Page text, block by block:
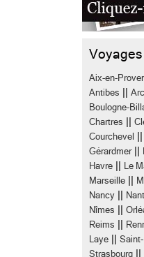
Aix-en-
Antibes
Boulogne-
Chartres
Courchevel
Gérardmer||
Havre
Le
Marseille
Nancy
Nîmes
Reims
Laye
Strasbourg